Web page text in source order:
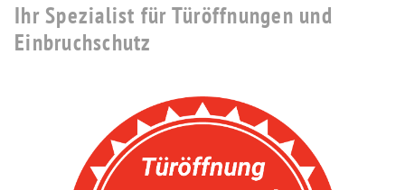
Ihr Spezialist für Türöffnungen und
Einbruchschutz